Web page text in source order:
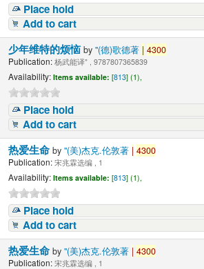
Place hold
Add to cart
少年维特的烦恼by"(德)歌德著 | 4300
Publication: 杨武能译" , 9787807365839
Availability: Items available: [813] (1),
Place hold
Add to cart
热爱生命by"(美)杰克.伦敦著 | 4300
Publication: 宋兆霖选编 , 1
Availability: Items available: [813] (1),
Place hold
Add to cart
热爱生命by"(美)杰克.伦敦著 | 4300
Publication: 宋兆霖选编 , 1